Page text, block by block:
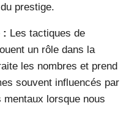
prestige.
: Les tactiques de
un rôle dans la
les nombres et prend
souvent influencés par
lorsque nous